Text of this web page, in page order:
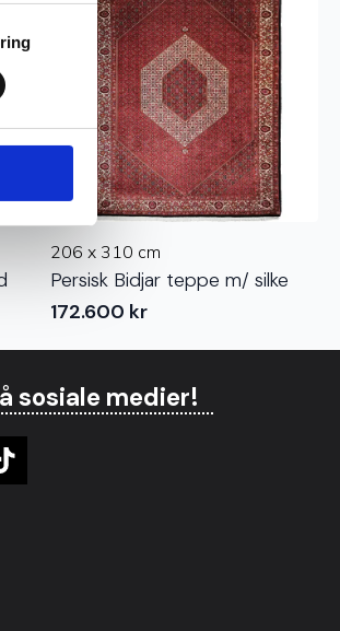
206 x 310 cm
Persisk Bidjar teppe m/ silke
172.600 kr
sosiale medier!